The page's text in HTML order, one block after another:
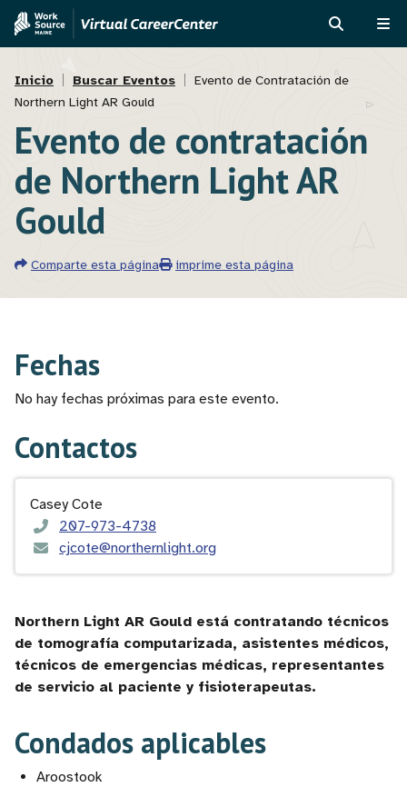
Pasar
principal
Skip
Assistant
Ruta
de
navegación
Inicio Buscar Eventos
Evento de Contratación de
Northern Light AR Gould
Evento de contratación
de Northern Light AR
Gould
Comparte esta página imprime esta página
Northern Light AR Gould está contratando técnicos
de tomografía computarizada, asistentes médicos,
técnicos de emergencias médicas, representantes
de servicio al paciente y fisioterapeutas.
Condados aplicables
Aroostook
Fechas
No hay fechas próximas para este evento.
Contactos
Casey Cote
207-973-4738
cjcote@northernlight.org